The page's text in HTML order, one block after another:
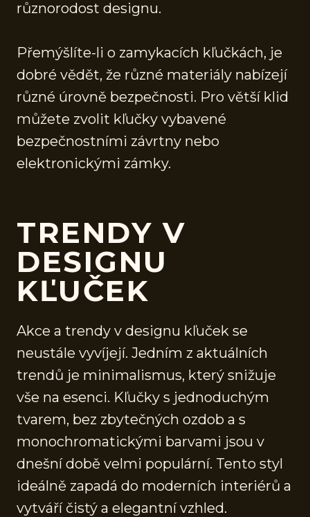
různorodost designu.
Přemýšlíte-li o zamykacích kľučkách, je
dobré vědět, že různé materiály nabízejí
různé úrovně bezpečnosti. Pro větší klid
můžete zvolit kľučky vybavené
bezpečnostními závrtny nebo
elektronickými zámky.
TRENDY V
DESIGNU
KĽUČEK
Akce a trendy v designu kľuček se
neustále vyvíjejí. Jedním z aktuálních
trendů je minimalismus, který snižuje
vše na esenci. Kľučky s jednoduchým
tvarem, bez zbytečných ozdob a s
monochromatickými barvami jsou v
dnešní době velmi populární. Tento styl
ideálně zapadá do moderních interiérů a
vytváří čistý a elegantní vzhled.